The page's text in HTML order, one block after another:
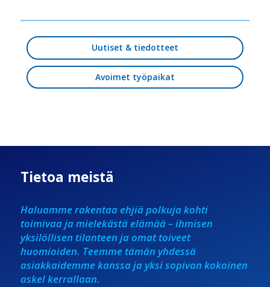
Uutiset & tiedotteet
Avoimet työpaikat
Tietoa meistä
Haluamme rakentaa ehjiä polkuja kohti
toimivaa ja mielekästä elämää – ihmisen
yksilöllisen tilanteen ja omat toiveet
huomioiden. Teemme tämän yhdessä
asiakkaidemme kanssa ja yksi sopivan kokoinen
askel kerrallaan.